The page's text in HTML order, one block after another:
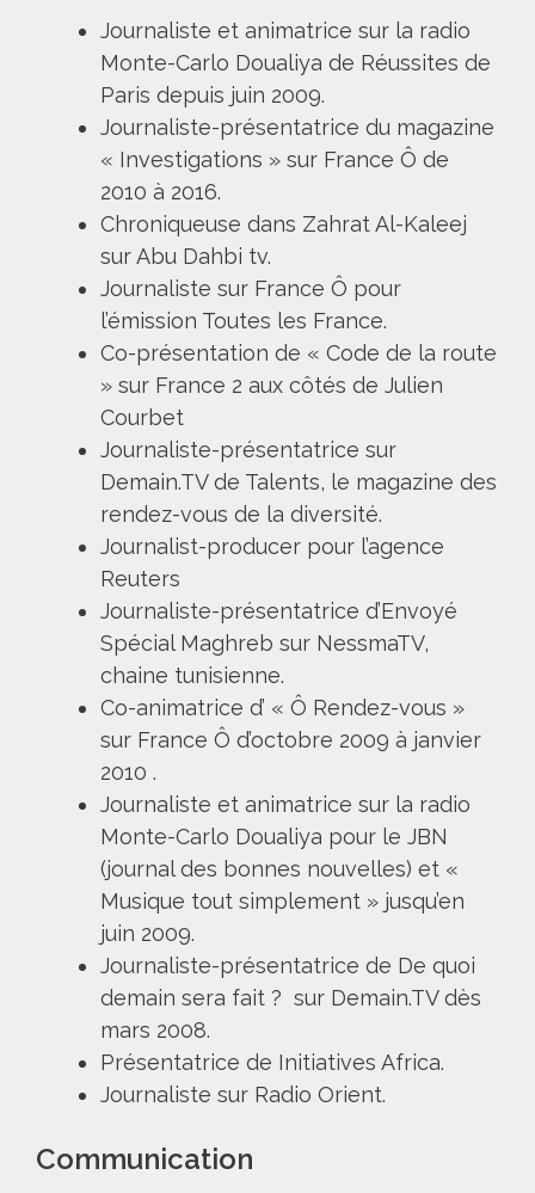
Journaliste et animatrice sur la radio
Monte-Carlo Doualiya de Réussites de
Paris depuis juin 2009.
Journaliste-présentatrice du magazine
« Investigations » sur France Ô de
2010 à 2016.
Chroniqueuse dans Zahrat Al-Kaleej
sur Abu Dahbi tv.
Journaliste sur France Ô pour
l’émission Toutes les France.
Co-présentation de « Code de la route
» sur France 2 aux côtés de Julien
Courbet
Journaliste-présentatrice sur
Demain.TV de Talents, le magazine des
rendez-vous de la diversité.
Journalist-producer pour l’agence
Reuters
Journaliste-présentatrice d’Envoyé
Spécial Maghreb sur NessmaTV,
chaine tunisienne.
Co-animatrice d’ « Ô Rendez-vous »
sur France Ô d’octobre 2009 à janvier
2010 .
Journaliste et animatrice sur la radio
Monte-Carlo Doualiya pour le JBN
(journal des bonnes nouvelles) et «
Musique tout simplement » jusqu’en
juin 2009.
Journaliste-présentatrice de De quoi
demain sera fait ? sur Demain.TV dès
mars 2008.
Présentatrice de Initiatives Africa.
Journaliste sur Radio Orient.
Communication